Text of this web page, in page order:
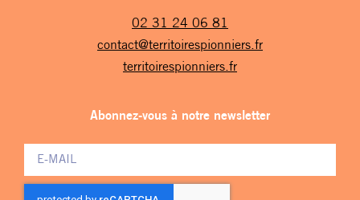
02 31 24 06 81
contact@territoirespionniers.fr
territoirespionniers.fr
Abonnez-vous à notre newsletter